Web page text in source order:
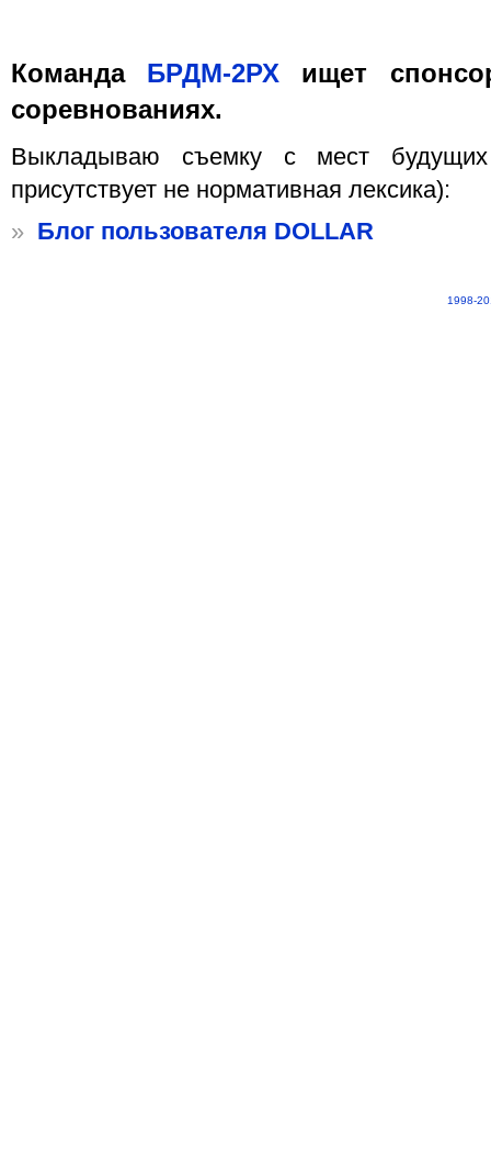
Команда БРДМ-2РХ ищет
соревнованиях.
Выкладываю съемку с мест будущих
присутствует не нормативная лексика):
» Блог пользователя DOLLAR
1998-